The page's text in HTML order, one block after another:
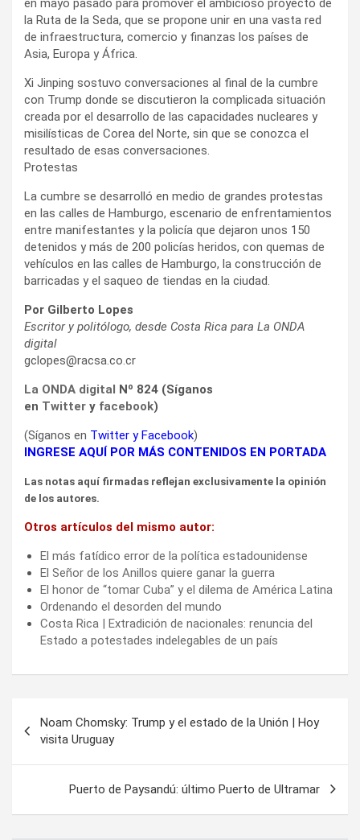
en mayo pasado para promover el ambicioso proyecto de
la Ruta de la Seda, que se propone unir en una vasta red
de infraestructura, comercio y finanzas los países de
Asia, Europa y África.
Xi Jinping sostuvo conversaciones al final de la cumbre
con Trump donde se discutieron la complicada situación
creada por el desarrollo de las capacidades nucleares y
misilísticas de Corea del Norte, sin que se conozca el
resultado de esas conversaciones.
Protestas
La cumbre se desarrolló en medio de grandes protestas
en las calles de Hamburgo, escenario de enfrentamientos
entre manifestantes y la policía que dejaron unos 150
detenidos y más de 200 policías heridos, con quemas de
vehículos en las calles de Hamburgo, la construcción de
barricadas y el saqueo de tiendas en la ciudad.
Por Gilberto Lopes
Escritor y politólogo, desde Costa Rica para La ONDA
digital
gclopes@racsa.co.cr
La ONDA digital Nº 824 (Síganos
en Twitter y facebook)
(Síganos en Twitter yFacebook)
INGRESE AQUÍ POR MÁS CONTENIDOS EN PORTADA
Las notas aquí firmadas reflejan exclusivamente la opinión
de los autores.
Otros artículos del mismo autor:
El más fatídico error de la política estadounidense
El Señor de los Anillos quiere ganar la guerra
El honor de “tomar Cuba” y el dilema de América Latina
Ordenando el desorden del mundo
Costa Rica | Extradición de nacionales: renuncia del
Estado a potestades indelegables de un país
de
entradas
Noam Chomsky: Trump y el estado de la Unión | Hoy
visita Uruguay
Puerto de Paysandú: último Puerto de Ultramar